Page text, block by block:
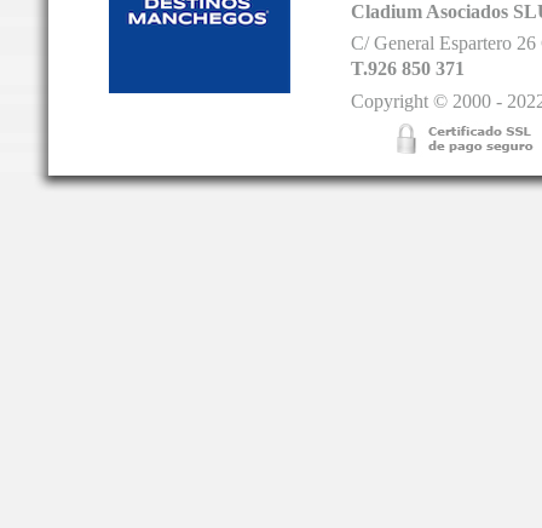
Cladium Asociados
C/ General Espartero
T.926 850 371
Copyright © 2000 -